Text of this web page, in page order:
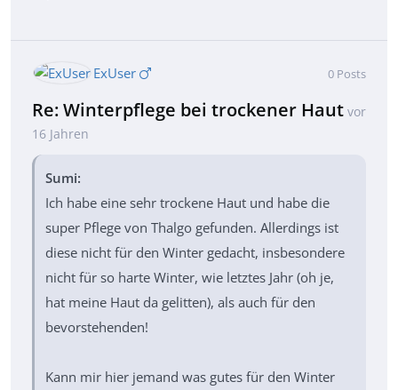
ExUser 0 Posts
Re: Winterpflege bei trockener Haut vor
16 Jahren
Sumi:
Ich habe eine sehr trockene Haut und habe die
super Pflege von Thalgo gefunden. Allerdings ist
diese nicht für den Winter gedacht, insbesondere
nicht für so harte Winter, wie letztes Jahr (oh je,
hat meine Haut da gelitten), als auch für den
bevorstehenden!
Kann mir hier jemand was gutes für den Winter